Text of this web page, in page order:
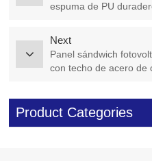
espuma de PU
Next
Panel sándwich
con techo de acero de
Product Categories